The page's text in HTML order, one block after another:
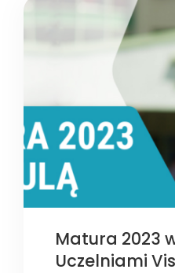
Matura 2023
Uczelniami